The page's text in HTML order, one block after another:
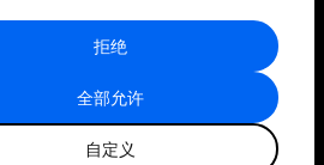
全部允许
自定义
拒绝
站点地图
世界经济论坛